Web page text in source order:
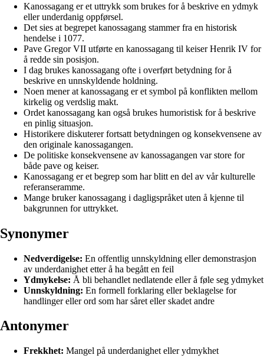
Kanossagang er et uttrykk som brukes for å beskrive en ydmyk
eller underdanig oppførsel.
Det sies at begrepet kanossagang stammer fra en historisk
hendelse i 1077.
Pave Gregor VII utførte en kanossagang til keiser Henrik IV for
å redde sin posisjon.
I dag brukes kanossagang ofte i overført betydning for å
beskrive en unnskyldende holdning.
Noen mener at kanossagang er et symbol på konflikten mellom
kirkelig og verdslig makt.
Ordet kanossagang kan også brukes humoristisk for å beskrive
en pinlig situasjon.
Historikere diskuterer fortsatt betydningen og konsekvensene av
den originale kanossagangen.
De politiske konsekvensene av kanossagangen var store for
både pave og keiser.
Kanossagang er et begrep som har blitt en del av vår kulturelle
referanseramme.
Mange bruker kanossagang i dagligspråket uten å kjenne til
bakgrunnen for uttrykket.
Synonymer
Nedverdigelse: En offentlig unnskyldning eller demonstrasjon
av underdanighet etter å ha begått en feil
Ydmykelse: Å bli behandlet nedlatende eller å føle seg ydmyket
Unnskyldning: En formell forklaring eller beklagelse for
handlinger eller ord som har såret eller skadet andre
Antonymer
Frekkhet: Mangel på underdanighet eller ydmykhet